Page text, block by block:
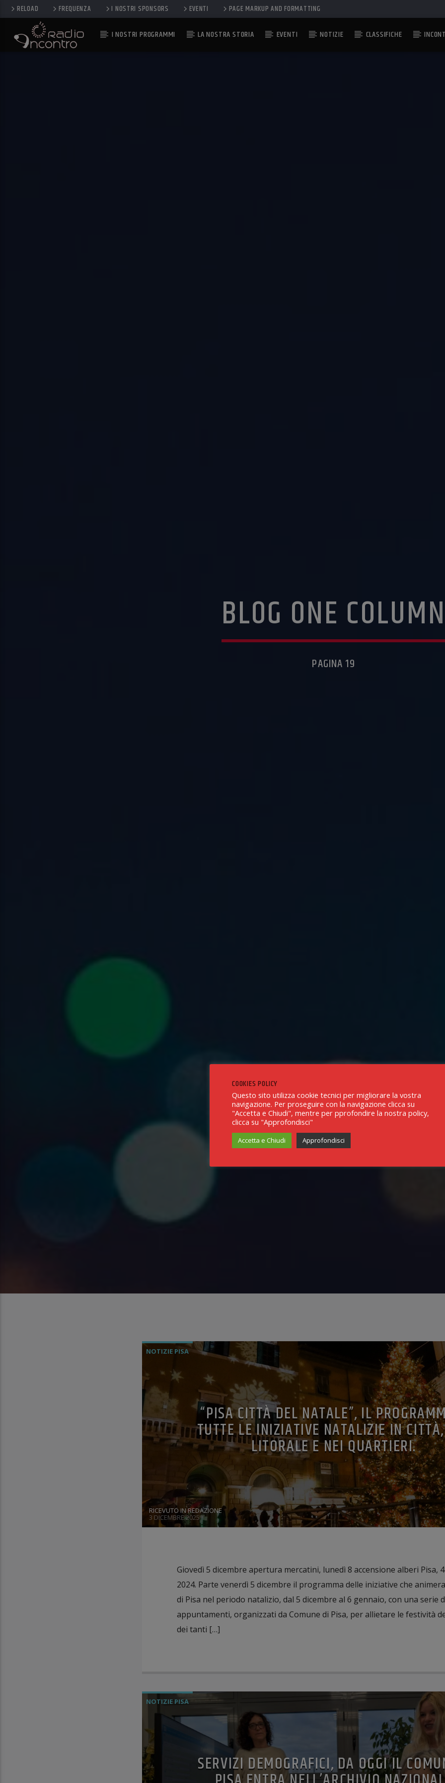
RELOAD FREQUENZA I NOSTRI SPONSORS EVENTI PAGE MARKUP AND FORMATTING
I NOSTRI PROGRAMMI LA NOSTRA STORIA EVENTI NOTIZIE CLASSIFICHE
BLOG ONE
PAGINA 19
NOTIZIE PISA
“PISA CITTÀ DEL NATALE”, IL
TUTTE LE INIZIATIVE NATALIZIE IN
LITORALE E NEI QUARTIERI.
RICEVUTO IN REDAZIONE
3 DICEMBRE 2025
Giovedì 5 dicembre apertura mercatini, lunedì 8 accensione alberi Pisa,
2024. Parte venerdì 5 dicembre il programma delle iniziative che
di Pisa nel periodo natalizio, dal 5 dicembre al 6 gennaio, con una serie
appuntamenti, organizzati da Comune di Pisa, per allietare le festività
dei tanti […]
NOTIZIE PISA
SERVIZI DEMOGRAFICI, DA OGGI IL
COOKIES POLICY
Questo sito utilizza cookie tecnici per migliorare la vostra
navigazione. Per proseguire con la navigazione clicca su
"Accetta e Chiudi", mentre per pprofondire la nostra policy,
clicca su "Approfondisci"
Accetta e Chiudi Approfondisci